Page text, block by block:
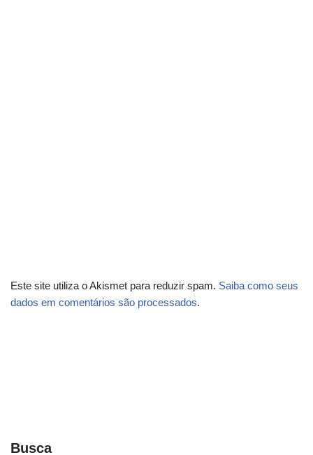
Este site utiliza o Akismet para reduzir spam. Saiba como seus
dados em comentários são processados.
Busca